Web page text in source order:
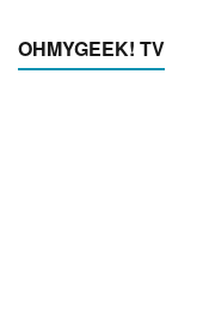
OHMYGEEK! TV